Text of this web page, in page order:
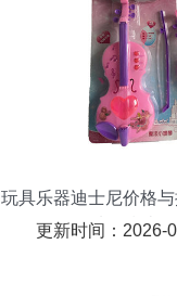
玩具乐器迪士尼价格
器选购指南
更新时间：2026-